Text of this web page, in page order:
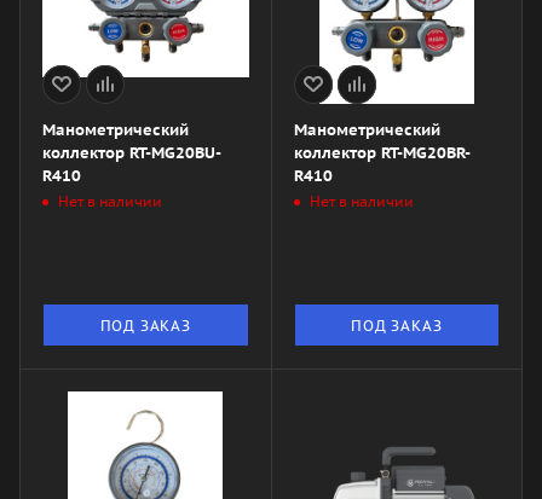
Манометрический
коллектор RT-MG20BU-
R410
Нет в наличии
ПОД ЗАКАЗ
Манометрический
коллектор RT-MG20BR-
R410
Нет в наличии
ПОД ЗАКАЗ